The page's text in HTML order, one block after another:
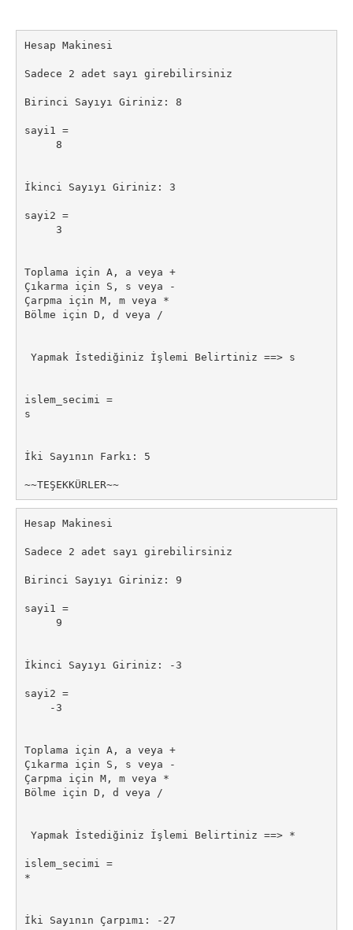
Hesap Makinesi
Sadece 2 adet sayı girebilirsiniz
Birinci Sayıyı Giriniz: 8
sayi1 =
8
İkinci Sayıyı Giriniz: 3
sayi2 =
3
Toplama için A, a veya +
Çıkarma için S, s veya -
Çarpma için M, m veya *
Bölme için D, d veya /
Yapmak İstediğiniz İşlemi Belirtiniz ==> s
islem_secimi =
s
İki Sayının Farkı: 5
~~TEŞEKKÜRLER~~
Hesap Makinesi
Sadece 2 adet sayı girebilirsiniz
Birinci Sayıyı Giriniz: 9
sayi1 =
9
İkinci Sayıyı Giriniz: -3
sayi2 =
-3
Toplama için A, a veya +
Çıkarma için S, s veya -
Çarpma için M, m veya *
Bölme için D, d veya /
Yapmak İstediğiniz İşlemi Belirtiniz ==> *
islem_secimi =
*
İki Sayının Çarpımı: -27